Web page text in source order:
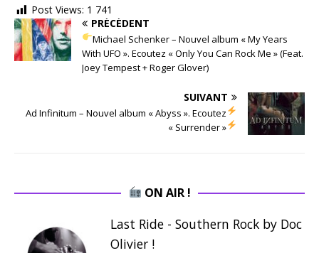
Post Views: 1 741
PRÉCÉDENT
Michael Schenker – Nouvel album « My Years
With UFO ». Ecoutez « Only You Can Rock Me » (Feat.
Joey Tempest + Roger Glover)
SUIVANT
Ad Infinitum – Nouvel album « Abyss ». Ecoutez
« Surrender »
ON AIR !
Last Ride - Southern Rock by Doc
Olivier !